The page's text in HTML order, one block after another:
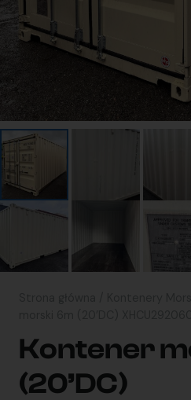
Kontener
(20’DC)